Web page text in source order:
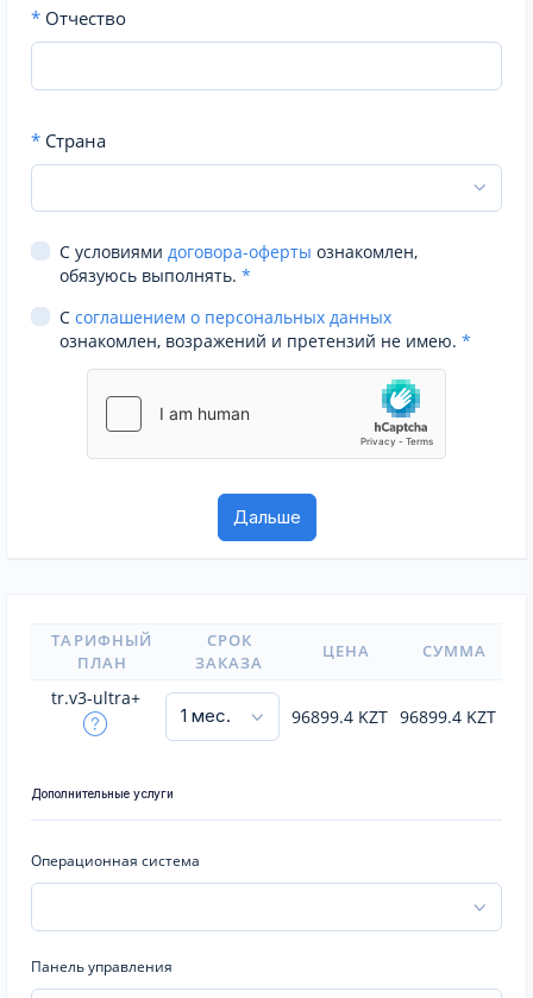
* Отчество
* Страна
С условиями договора-оферты ознакомлен,
обязуюсь выполнять. *
С соглашением о персональных данных
ознакомлен, возражений и претензий не имею. *
ТАРИФНЫЙ
ПЛАН
СРОК
ЗАКАЗА
ЦЕНА СУММА
tr.v3-ultra+
96899.4 KZT 96899.4 KZT
Дополнительные услуги
Операционная система
Панель управления